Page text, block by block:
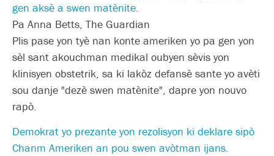
gen aksè a swen matènite.
Pa Anna Betts, The Guardian
Plis pase yon tyè nan konte ameriken yo pa gen yon
sèl sant akouchman medikal oubyen sèvis yon
klinisyen obstetrik, sa ki lakòz defansè sante yo avèti
sou danje "dezè swen matènite", dapre yon nouvo
rapò.
Demokrat yo prezante yon rezolisyon ki deklare sipò
Chanm Ameriken an pou swen avòtman ijans.